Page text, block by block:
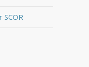
SCOR